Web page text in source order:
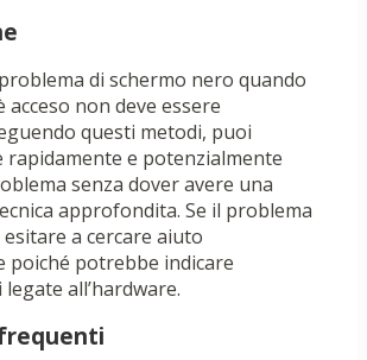
di schermo nero quando
non deve essere
questi metodi, puoi
rapidamente e potenzialmente
senza dover avere una
approfondita. Se il problema
a cercare aiuto
poiché potrebbe indicare
all’hardware.